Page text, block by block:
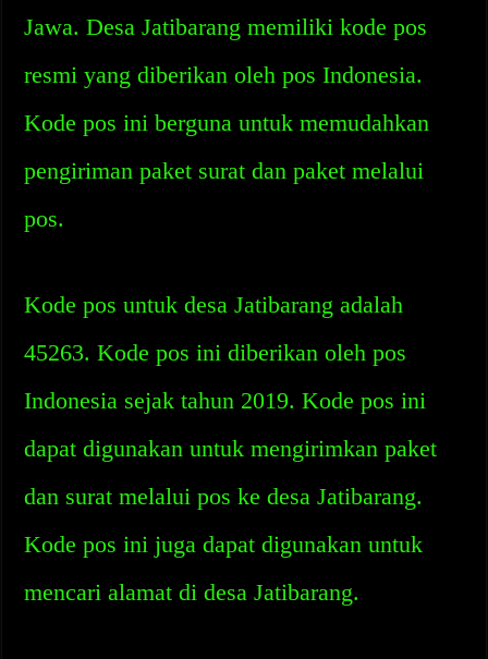
Jawa. Desa Jatibarang memiliki kode pos
resmi yang diberikan oleh pos Indonesia.
Kode pos ini berguna untuk memudahkan
pengiriman paket surat dan paket melalui
pos.
Kode pos untuk desa Jatibarang adalah
45263. Kode pos ini diberikan oleh pos
Indonesia sejak tahun 2019. Kode pos ini
dapat digunakan untuk mengirimkan paket
dan surat melalui pos ke desa Jatibarang.
Kode pos ini juga dapat digunakan untuk
mencari alamat di desa Jatibarang.